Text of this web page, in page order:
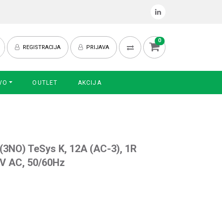
REGISTRACIJA PRIJAVA
0
OUTLET AKCIJA
TeSys K, 12A (AC-3), 1R
AC, 50/60Hz